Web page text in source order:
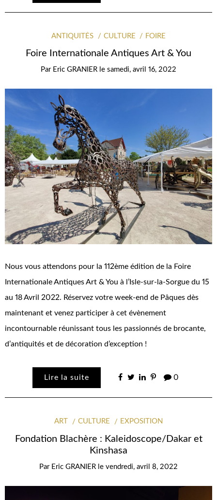
ANTIQUITÉS CULTURE FOIRE
Foire Internationale Antiques Art & You
Par Eric GRANIER le samedi, avril 16, 2022
Nous vous attendons pour la 112ème édition de la Foire
Internationale Antiques Art & You à l’Isle-sur-la-Sorgue du 15
au 18 Avril 2022. Réservez votre week-end de Pâques dès
maintenant et venez participer à cet évènement
incontournable réunissant tous les passionnés de brocante,
d’antiquités et de décoration d’exception !
Lire la suite 0
ART CULTURE EXPOSITION
Fondation Blachère : Kaleidoscope/Dakar et
Kinshasa
Par Eric GRANIER le vendredi, avril 8, 2022